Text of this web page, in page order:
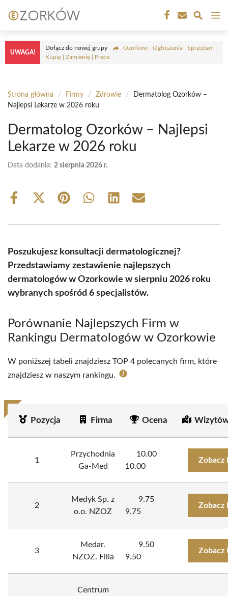
do
treści
UWAGA!
Dołącz do nowej grupy
Ozorków - Ogłoszenia | Sprzedam |
Kupię | Zamienię | Praca
Strona główna / Firmy / Zdrowie /
Dermatolog Ozorków –
Najlepsi Lekarze w 2026 roku
Dermatolog Ozorków – Najlepsi
Lekarze w 2026 roku
Data dodania: 2 sierpnia 2026 r.
Share
Share
(Twitter)
Share Share Share Share
Poszukujesz konsultacji dermatologicznej?
Przedstawiamy zestawienie najlepszych
dermatologów w Ozorkowie w sierpniu 2026 roku
wybranych spośród 6 specjalistów.
Porównanie Najlepszych Firm w
Rankingu Dermatologów w Ozorkowie
W poniższej tabeli znajdziesz TOP 4 polecanych firm, które
znajdziesz w naszym rankingu.
Pozycja Firma Ocena
1
Przychodnia
Ga-Med
10.00
10.00
Zobacz
2
Medyk Sp. z
o.o. NZOZ
9.75
9.75
Zobacz
3
Medar.
NZOZ. Filia
9.50
9.50
Zobacz
Centrum